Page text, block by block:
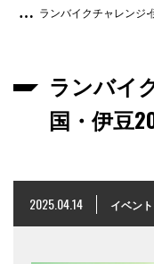
ランバイクチャレンジ-
ランバイ
国・伊豆
2025.04.14 イベント